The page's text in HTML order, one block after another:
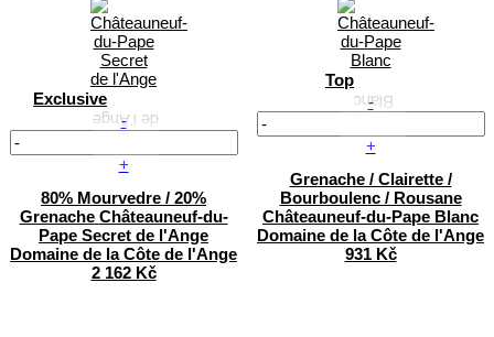
Exclusive
-
+
80% Mourvedre / 20%
Grenache Châteauneuf-du-
Pape Secret de l'Ange
Domaine de la Côte de l'Ange
2 162 Kč
Top
-
+
Grenache / Clairette /
Bourboulenc / Rousane
Châteauneuf-du-Pape Blanc
Domaine de la Côte de l'Ange
931 Kč